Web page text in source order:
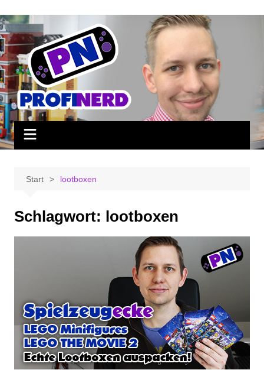
Inhalt
springen
Start lootboxen
Schlagwort: lootboxen